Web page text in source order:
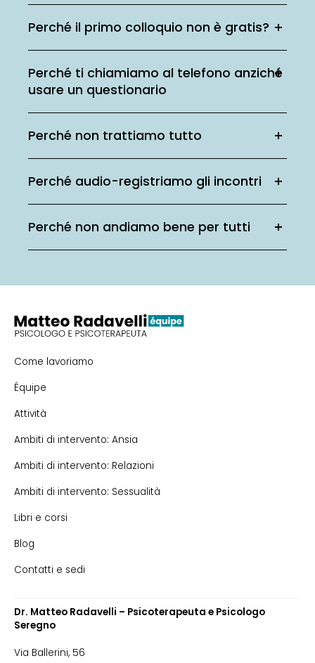
Perché il primo colloquio non è gratis?
Perché ti chiamiamo al telefono anziché
usare un questionario
Perché non trattiamo tutto
Perché audio-registriamo gli incontri
Perché non andiamo bene per tutti
Come lavoriamo
Équipe
Attività
Ambiti di intervento: Ansia
Ambiti di intervento: Relazioni
Ambiti di intervento: Sessualità
Libri e corsi
Blog
Contatti e sedi
Dr. Matteo Radavelli – Psicoterapeuta e Psicologo
Seregno
Via Ballerini, 56